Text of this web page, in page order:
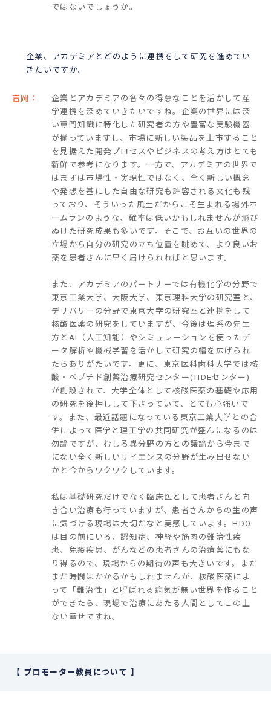
ではないでしょうか。
企業、アカデミアとどのように連携をして研究を進めてい
きたいですか。
吉岡：
企業とアカデミアの各々の得意なことを活かして産
学連携を深めていきたいですね。企業の世界には深
い専門知識に特化した研究者の方や豊富な実験機器
が揃っていますし、市場に新しい製品を上市すること
を見据えた開発プロセスやビジネスの考え方はとても
新鮮で参考になります。一方で、アカデミアの世界で
はまずは市場性・実現性ではなく、全く新しい概念
や発想を基にした自由な研究も許容される文化も残
っており、そういった風土だからこそ生まれる場外ホ
ームランのような、確率は低いかもしれませんが飛び
ぬけた研究成果も多いです。そこで、お互いの世界の
立場から自分の研究の立ち位置を眺めて、より良いお
薬を患者さんに早く届けられればと思います。
また、アカデミアのパートナーでは有機化学の分野で
東京工業大学、大阪大学、東京理科大学の研究室と、
デリバリーの分野で東京大学の研究室と連携をして
核酸医薬の研究をしていますが、今後は理系の先生
方とAI（人工知能）やシミュレーションを使ったデ
ータ解析や機械学習を活かして研究の幅を広げられ
たらありがたいです。更に、東京医科歯科大学では核
酸・ペプチド創薬治療研究センター(TIDEセンター)
が創設されて、大学全体として核酸医薬の基礎や応用
の研究を後押しして下さっていて、とても心強いで
す。また、最近話題になっている東京工業大学との合
併によって医学と理工学の共同研究が盛んになるのは
勿論ですが、むしろ異分野の方との議論から今まで
にない全く新しいサイエンスの分野が生み出せない
かと今からワクワクしています。
私は基礎研究だけでなく臨床医として患者さんと向
き合い治療も行っていますが、患者さんからの生の声
に気づける現場は大切だなと実感しています。HDO
は目の前にいる、認知症、神経や筋肉の難治性疾
患、免疫疾患、がんなどの患者さんの治療薬にもな
り得るので、現場からの期待の声も大きいです。まだ
まだ時間はかかるかもしれませんが、核酸医薬によ
って「難治性」と呼ばれる病気が無い世界を作ること
ができたら、現場で治療にあたる人間としてこの上
ない幸せですね。
プロモーター教員について